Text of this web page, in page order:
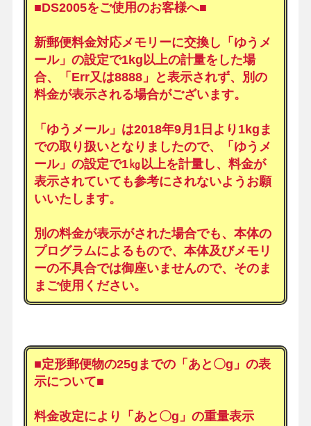
■DS2005をご使用のお客様へ■
新郵便料金対応メモリーに交換し「ゆうメ
ール」の設定で1kg以上の計量をした場
合、「Err又は8888」と表示されず、別の
料金が表示される場合がございます。
「ゆうメール」は2018年9月1日より1kgま
での取り扱いとなりましたので、「ゆうメ
ール」の設定で1㎏以上を計量し、料金が
表示されていても参考にされないようお願
いいたします。
別の料金が表示がされた場合でも、本体の
プログラムによるもので、本体及びメモリ
ーの不具合では御座いませんので、そのま
まご使用ください。
■定形郵便物の25gまでの「あと〇g」の表
示について■
料金改定により「あと〇g」の重量表示